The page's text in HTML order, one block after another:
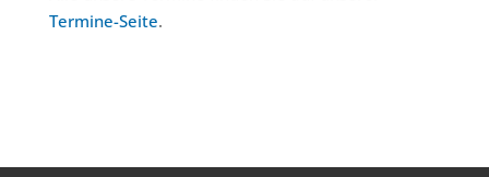
Termine-Seite.